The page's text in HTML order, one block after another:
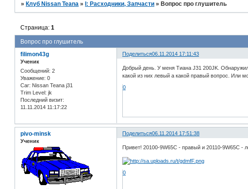
» Клуб Nissan Teana » I: Расходники, Запчасти » Вопрос про глушитель
Вопрос про глушитель
Страница:1
Поделиться06.11.2014 17:11:43
filimon43g
Ученик
Сообщений: 2
Уважение: 0
Car: Nissan Teana j31
Trim Level: jk
Последний визит:
11.11.2014 11:17:22
Добрый день. У меня Тиана J31 200JK.
какой из них левый а какой правый вопрос. Или
0
Поделиться06.11.2014 17:51:38
pivo-minsk
Ученик
Привет! 20100-9W65C - правый и 20110-9W65C -
0